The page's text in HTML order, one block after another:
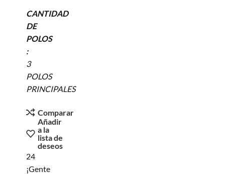
CANTIDAD
DE
POLOS
:
3
POLOS
PRINCIPALES
Comparar
Añadir
a la
lista de
deseos
24
¡Gente